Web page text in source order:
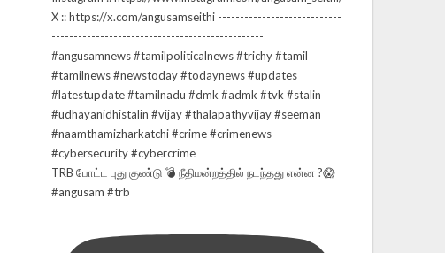
TRB போட்ட புது குண்டு 💣 நீதிமன்றத்தில் நடந்தது என்ன ?😱
#angusam #trb